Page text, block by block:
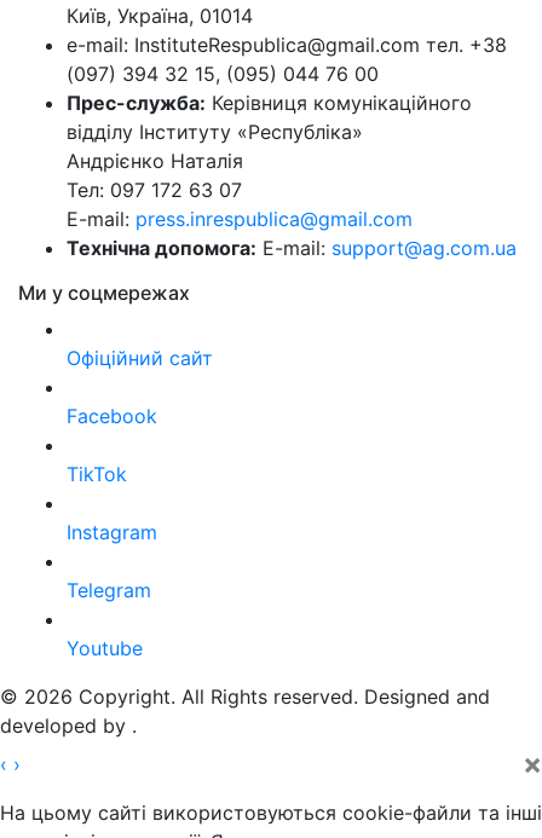
Київ, Україна, 01014
e-mail: InstituteRespublica@gmail.com тел. +38
(097) 394 32 15, (095) 044 76 00
Прес-служба: Керівниця комунікаційного
відділу Інституту «Республіка»
Андрієнко Наталія
Тел: 097 172 63 07
E-mail: press.inrespublica@gmail.com
Технічна допомога: E-mail: support@ag.com.ua
Ми у соцмережах
Офіційний сайт
Facebook
TikTok
Instagram
Telegram
Youtube
© 2026 Copyright. All Rights reserved. Designed and
developed by .
‹ › ×
На цьому сайті використовуються cookie-файли та інші